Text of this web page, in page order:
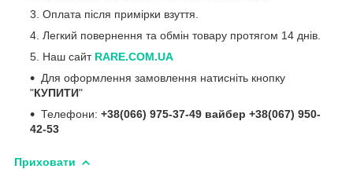
Оплата після примірки взуття.
Легкий повернення та обмін товару протягом 14 днів.
Наш сайт RARE.COM.UA
Для оформлення замовлення натисніть кнопку
"КУПИТИ"
Телефони: +38(066) 975-37-49 вайбер +38(067) 950-
42-53
Приховати